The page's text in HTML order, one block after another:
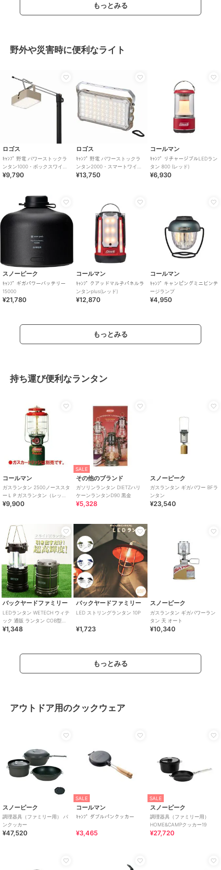
もっとみる
野外や災害時に便利なライト
ロゴス
ｷｬﾝﾌﾟ 野電 パワーストックラ
ンタン1000・ボックスワイヤ
レス
¥9,790
ロゴス
ｷｬﾝﾌﾟ 野電 パワーストックラ
ンタン2000・スマートワイヤ
レス
¥13,750
コールマン
ｷｬﾝﾌﾟ リチャージブルLEDラン
タン 800 (レッド)
¥6,930
スノーピーク
ｷｬﾝﾌﾟ ギガパワーバッテリー
15000
¥21,780
コールマン
ｷｬﾝﾌﾟ クアッドマルチパネルラ
ンタンplus(レッド)
¥12,870
コールマン
ｷｬﾝﾌﾟ キャンピングミニビンテ
ージランプ
¥4,950
もっとみる
持ち運び便利なランタン
コールマン
ガスランタン 2500ノーススタ
ーＬＰガスランタン（レッ
ド）
¥9,900
SALE
その他のブランド
ガソリンランタン DIETZハリ
ケーンランタンD90 黒金
¥5,328
スノーピーク
ガスランタン ギガパワー BFラ
ンタン
¥23,540
バックヤードファミリー
LEDランタン WETECH ウィテ
ック 通販 ランタン COB型
LED スライドランタン キャン
¥1,348
バックヤードファミリー
LED ストリングランタン 10P
¥1,723
スノーピーク
ガスランタン ギガパワーラン
タン 天 オート
¥10,340
もっとみる
アウトドア用のクックウェア
スノーピーク
調理器具（ファミリー用） パ
ンクッカー
¥47,520
SALE
コールマン
ｷｬﾝﾌﾟ ダブルパンクッカー
¥3,465
SALE
スノーピーク
調理器具（ファミリー用）
HOME&CAMPクッカー19
¥27,720